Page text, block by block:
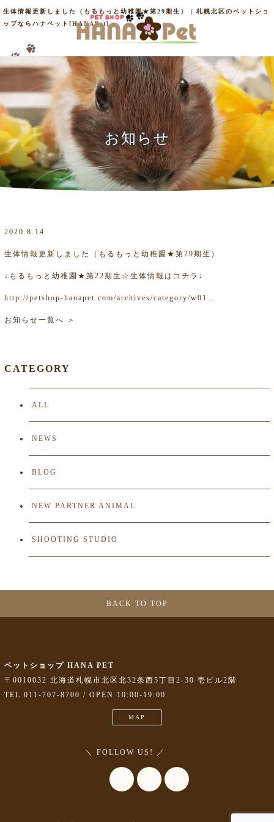
生体情報更新しました（もるもっと幼稚園★第29期生） | 札幌北区のペットショ
ップならハナペット[HANAPet]
お知らせ
2020.8.14
生体情報更新しました（もるもっと幼稚園★第29期生）
↓もるもっと幼稚園★第22期生☆生体情報はコチラ↓
http://petshop-hanapet.com/archives/category/w01
お知らせ一覧へ ＞
CATEGORY
ALL
NEWS
BLOG
NEW PARTNER ANIMAL
SHOOTING STUDIO
BACK TO TOP
ペットショップ HANA PET
〒0010032 北海道札幌市北区北32条西5丁目2-30 壱ビル2階
TEL 011-707-8700 / OPEN 10:00-19:00
MAP
＼ FOLLOW US! ／